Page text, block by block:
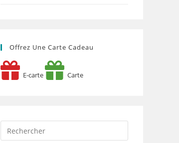
Offrez Une Carte Cadeau
E-carte Carte